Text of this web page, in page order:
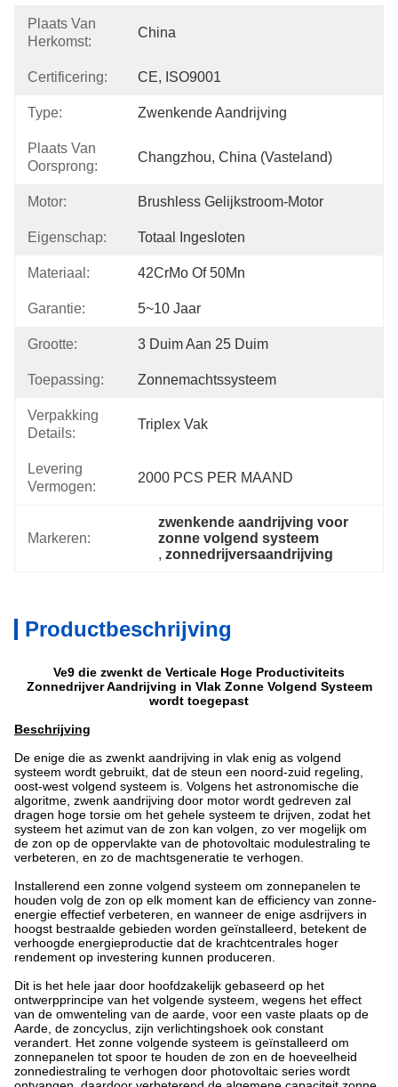
Plaats Van
Herkomst:
China
Certificering: CE, ISO9001
Type: Zwenkende Aandrijving
Plaats Van
Oorsprong:
Changzhou, China (Vasteland)
Motor: Brushless Gelijkstroom-Motor
Eigenschap: Totaal Ingesloten
Materiaal: 42CrMo Of 50Mn
Garantie: 5~10 Jaar
Grootte: 3 Duim Aan 25 Duim
Toepassing: Zonnemachtssysteem
Verpakking
Details:
Triplex Vak
Levering
Vermogen:
2000 PCS PER MAAND
Markeren:
zwenkende aandrijving voor
zonne volgend systeem
, zonnedrijversaandrijving
Productbeschrijving
Ve9 die zwenkt de Verticale Hoge Productiviteits
Zonnedrijver Aandrijving in Vlak Zonne Volgend Systeem
wordt toegepast
Beschrijving
De enige die as zwenkt aandrijving in vlak enig as volgend
systeem wordt gebruikt, dat de steun een noord-zuid regeling,
oost-west volgend systeem is. Volgens het astronomische die
algoritme, zwenk aandrijving door motor wordt gedreven zal
dragen hoge torsie om het gehele systeem te drijven, zodat het
systeem het azimut van de zon kan volgen, zo ver mogelijk om
de zon op de oppervlakte van de photovoltaic modulestraling te
verbeteren, en zo de machtsgeneratie te verhogen.
Installerend een zonne volgend systeem om zonnepanelen te
houden volg de zon op elk moment kan de efficiency van zonne-
energie effectief verbeteren, en wanneer de enige asdrijvers in
hoogst bestraalde gebieden worden geïnstalleerd, betekent de
verhoogde energieproductie dat de krachtcentrales hoger
rendement op investering kunnen produceren.
Dit is het hele jaar door hoofdzakelijk gebaseerd op het
ontwerpprincipe van het volgende systeem, wegens het effect
van de omwenteling van de aarde, voor een vaste plaats op de
Aarde, de zoncyclus, zijn verlichtingshoek ook constant
verandert. Het zonne volgende systeem is geïnstalleerd om
zonnepanelen tot spoor te houden de zon en de hoeveelheid
zonnediestraling te verhogen door photovoltaic series wordt